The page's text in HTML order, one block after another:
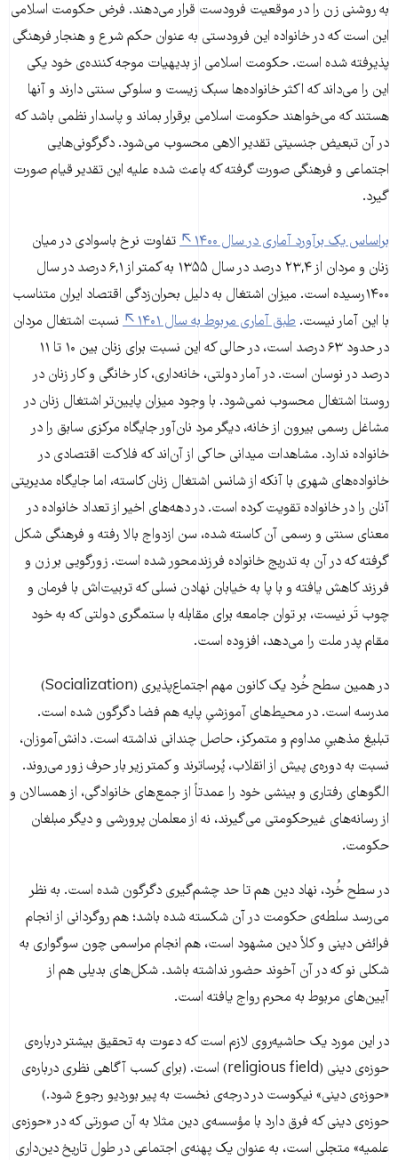
به روشنی زن را در موقعیت فرودست قرار می‌دهند. فرض حکومت اسلامی
این است که در خانواده این فرودستی به عنوان حکم شرع و هنجار فرهنگی
پذیرفته شده است. حکومت اسلامی از بدیهیات موجه کننده‌ی خود یکی
این را می‌داند که اکثر خانواده‌ها سبک زیست و سلوکی سنتی دارند و آنها
هستند که می‌خواهند حکومت اسلامی برقرار بماند و پاسدار نظمی باشد که
در آن تبعیض جنسیتی تقدیر الاهی محسوب می‌شود. دگرگونی‌هایی
اجتماعی و فرهنگی صورت گرفته که باعث شده علیه این تقدیر قیام صورت
گیرد.
براساس یک برآورد آماری در سال ۱۴۰۰
تفاوت نرخ باسوادی در میان
زنان و مردان از ۲۳,۴ درصد در سال ۱۳۵۵ به کمتر از ۶,۱ درصد در سال
۱۴۰۰رسیده است. میزان اشتغال به دلیل بحران‌زدگی اقتصاد ایران متناسب
با این آمار نیست. طبق آماری مربوط به سال ۱۴۰۱
نسبت اشتغال مردان
در حدود ۶۳ درصد است، در حالی که این نسبت برای زنان بین ۱۰ تا ۱۱
درصد در نوسان است. در آمار دولتی، خانه‌داری، کار خانگی و کار زنان در
روستا اشتغال محسوب نمی‌شود. با وجود میزان پایین‌تر اشتغال زنان در
مشاغل رسمی بیرون از خانه، دیگر مرد نان‌آور جایگاه مرکزی سابق را در
خانواده ندارد. مشاهدات میدانی حاکی از آن‌اند که فلاکت اقتصادی در
خانواده‌های شهری با آنکه از شانس اشتغال زنان کاسته، اما جایگاه مدیریتی
آنان را در خانواده تقویت کرده است. در دهه‌های اخیر از تعداد خانواده در
معنای سنتی و رسمی آن کاسته شده، سن ازدواج بالا رفته و فرهنگی شکل
گرفته که در آن به تدریج خانواده فرزندمحور شده است. زورگویی بر زن و
فرزند کاهش یافته و با پا به خیابان نهادن نسلی که تربیت‌اش با فرمان و
چوب تَر نیست، بر توان جامعه برای مقابله با ستمگری دولتی که به خود
مقام پدر ملت را می‌دهد، افزوده است.
در همین سطح خُرد یک کانون مهم اجتماع‌پذیری (Socialization)
مدرسه است. در محیط‌های آموزشیِ پایه هم فضا دگرگون شده است.
تبلیغ مذهبیِ مداوم و متمرکز، حاصل چندانی نداشته است. دانش‌آموزان،
نسبت به دوره‌ی پیش از انقلاب، پُرساترند و کمتر زیر بار حرف زور می‌روند.
الگوهای رفتاری و بینشی خود را عمدتاً از جمع‌های خانوادگی، از همسالان و
از رسانه‌های غیرحکومتی می‌گیرند، نه از معلمان پرورشی و دیگر مبلغان
حکومت.
در سطح خُرد، نهاد دین هم تا حد چشم‌گیری دگرگون شده است. به نظر
می‌رسد سلطه‌ی حکومت در آن شکسته شده باشد؛ هم روگردانی از انجام
فرائض دینی و کلاً دین مشهود است، هم انجام مراسمی چون سوگواری به
شکلی نو که در آن آخوند حضور نداشته باشد. شکل‌های بدیلی هم از
آیین‌های مربوط به محرم رواج یافته است.
در این مورد یک حاشیه‌روی لازم است که دعوت به تحقیق بیشتر درباره‌ی
حوزه‌ی دینی (religious field) است. (برای کسب آگاهی نظری درباره‌ی
«حوزه‌ی دینی» نیکوست در درجه‌ی نخست به پیر بوردیو رجوع شود.)
حوزه‌ی دینی که فرق دارد با مؤسسه‌ی دین مثلا به آن صورتی که در «حوزه‌ی
علمیه» متجلی است، به عنوان یک پهنه‌ی اجتماعی در طول تاریخ دین‌داری